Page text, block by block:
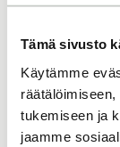
Tämä sivusto
Käytämme
tukemiseen ja
jaamme